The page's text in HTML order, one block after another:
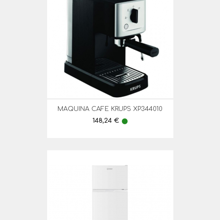
MAQUINA CAFE KRUPS XP344010
Preço
148,24 € lens